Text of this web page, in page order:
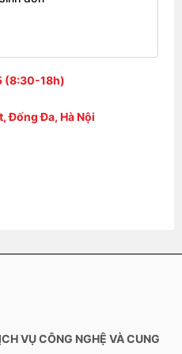
Latitude E7370
sẵn với màn hình cảm
lực chống phản chiếu
(8:30-18h)
Đống Đa, Hà Nội
VỤ CÔNG NGHỆ VÀ CUNG